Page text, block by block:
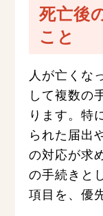
死亡後
こと
人が亡くな
して複数の
ります。特
られた届出
の対応が求
の手続きと
項目を、優